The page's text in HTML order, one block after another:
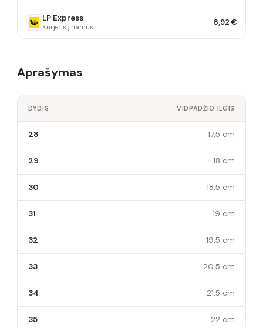
LP Express
Kurjeris į namus 6,92 €
Aprašymas
DYDIS VIDPADŽIO ILGIS
28 17,5 cm
29 18 cm
30 18,5 cm
31 19 cm
32 19,5 cm
33 20,5 cm
34 21,5 cm
35 22 cm